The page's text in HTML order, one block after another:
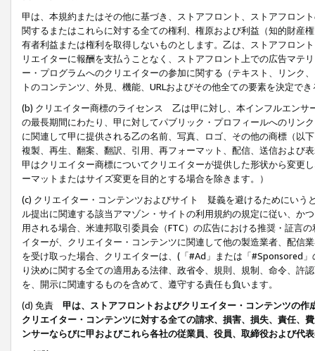
甲は、本規約またはその他に基づき、ストアフロント、ストアフロン
関するまたはこれらに対する全ての権利、権原および利益（知的財産
有者利益または権利を取得しないものとします。乙は、ストアフロン
リエイターに報酬を支払うことなく、ストアフロント上での広告マテ
ー・プログラムへのクリエイターの参加に関する（テキスト、リンク
トのコンテンツ、外見、機能、URLおよびその他全ての要素を決定で
(b) クリエイター商標のライセンス 乙は甲に対し、本インフルエンサ
の最長期間にわたり、甲に対してパブリック・プロフィールへのリン
に関連して甲に提供される乙の名前、写真、ロゴ、その他の商標（以
複製、再生、翻案、翻訳、引用、再フォーマット、配信、送信および
甲はクリエイター商標についてクリエイターが提供した形状から変更
ーマットまたはサイズ変更を目的とする場合を除きます。）
(c) クリエイター・コンテンツおよびサイト 疑義を避けるためにいう
ル提出に関連する該当アマゾン・サイトの利用規約の規定に従い、か
用される場合、米連邦取引委員会（FTC）の広告における推奨・証言
イターが、クリエイター・コンテンツに関連して他の製造業者、配信
を受け取った場合、クリエイターは、(「#Ad」または「#Sponsored
り決めに関する全ての適用ある法律、政省令、規則、規制、命令、許
を、開示に関連するものを含めて、遵守する責任も負います。
(d) 免責 甲は、ストアフロントおよびクリエイター・コンテンツの
クリエイター・コンテンツに対する全ての請求、損害、損失、責任、
ンサーならびに甲およびこれら各社の従業員、役員、取締役および代